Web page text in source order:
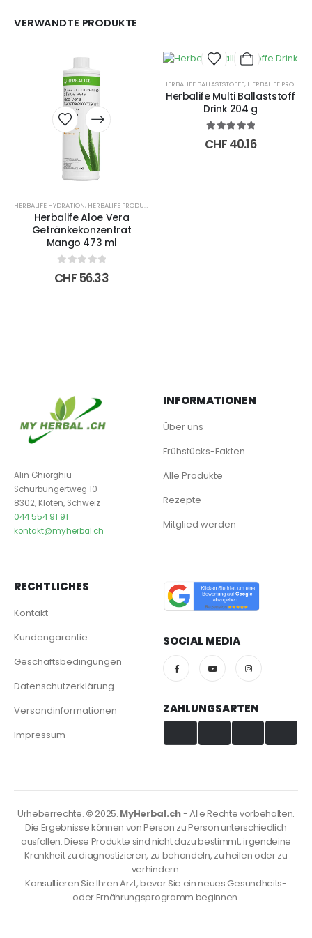
VERWANDTE PRODUKTE
Dieses
Produkt
weist
mehrere
Varianten
auf.
Optionen
können
auf
der
Produktseite
gewählt
HERBALIFE HYDRATION, HERBALIFE PRODUKTE ONLINE
Herbalife Aloe Vera
Getränkekonzentrat
Mango 473 ml
out of 5
CHF56.33
HERBALIFE BALLASTSTOFFE, HERBALIFE PRODUKTE ONLINE
Herbalife Multi Ballaststoff
Drink 204 g
out of 5
CHF40.16
Alin Ghiorghiu
Schurbungertweg 10
8302, Kloten, Schweiz
044 554 91 91
kontakt@myherbal.ch
INFORMATIONEN
Über uns
Frühstücks-Fakten
Alle Produkte
Rezepte
Mitglied werden
RECHTLICHES
Kontakt
Kundengarantie
Geschäftsbedingungen
Datenschutzerklärung
Versandinformationen
Impressum
SOCIAL MEDIA
ZAHLUNGSARTEN
Urheberrechte. ©2025. MyHerbal.ch- Alle Rechte vorbehalten.
Die Ergebnisse können von Person zu Person unterschiedlich
ausfallen. Diese Produkte sind nicht dazu bestimmt, irgendeine
Krankheit zu diagnostizieren, zu behandeln, zu heilen oder zu
verhindern.
Konsultieren Sie Ihren Arzt, bevor Sie ein neues Gesundheits-
oder Ernährungsprogramm beginnen.